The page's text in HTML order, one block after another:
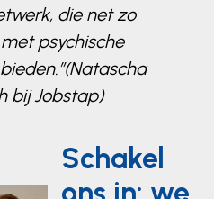
die net zo
psychische
bij Jobstap)
Schakel